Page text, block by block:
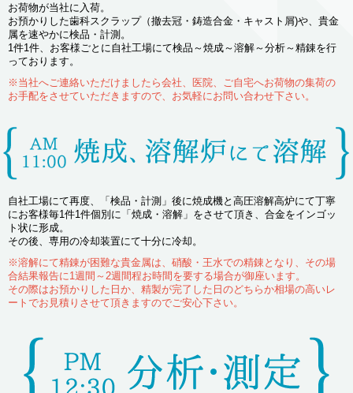
お荷物が当社に入荷。
お預かりした歯科スクラップ（撤去冠・鋳造合金・キャスト屑)や、貴金
属を速やかに検品・計測。
1件1件、お客様ごとに自社工場にて検品～焼成～溶解～分析～精錬を行
っております。
※当社へご連絡いただけましたら会社、医院、ご自宅へお荷物の集荷の
お手配をさせていただきますので、お気軽にお問い合わせ下さい。
自社工場にて再度、「検品・計測」後に焼成機と高圧溶解高炉にて丁寧
にお客様毎1件1件個別に「焼成・溶解」をさせて頂き、合金をインゴッ
ト状に形成。
その後、専用の冷却装置にて十分に冷却。
※溶解にて精錬が困難な貴金属は、硝酸・王水での精錬となり、その場
合結果報告に1週間～2週間程お時間を要する場合が御座います。
その際はお預かりした日か、精製が完了した日のどちらか相場の高いレ
ートでお見積りさせて頂きますのでご安心下さい。